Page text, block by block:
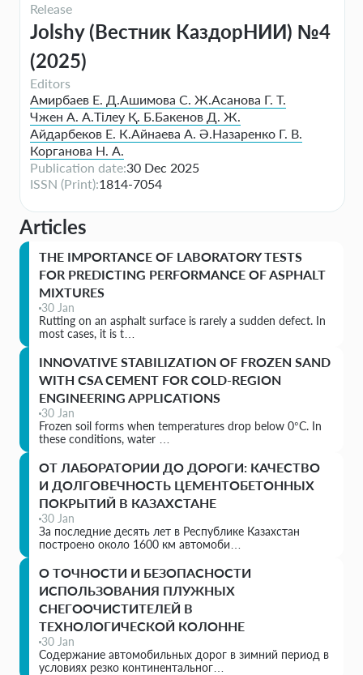
Release
Jolshy (Вестник КаздорНИИ) №4
(2025)
Editors
Амирбаев Е. Д.Ашимова С. Ж.Асанова Г. Т.
Чжен А. А.Тілеу Қ. Б.Бакенов Д. Ж.
Айдарбеков Е. К.Айнаева А. Ә.Назаренко Г. В.
Корганова Н. А.
Publication date:30 Dec 2025
ISSN (Print):1814-7054
Articles
THE IMPORTANCE OF LABORATORY TESTS
FOR PREDICTING PERFORMANCE OF ASPHALT
MIXTURES
30 Jan
Rutting on an asphalt surface is rarely a sudden defect. In
most cases, it is t…
INNOVATIVE STABILIZATION OF FROZEN SAND
WITH CSA CEMENT FOR COLD-REGION
ENGINEERING APPLICATIONS
30 Jan
Frozen soil forms when temperatures drop below 0°C. In
these conditions, water …
ОТ ЛАБОРАТОРИИ ДО ДОРОГИ: КАЧЕСТВО
И ДОЛГОВЕЧНОСТЬ ЦЕМЕНТОБЕТОННЫХ
ПОКРЫТИЙ В КАЗАХСТАНЕ
30 Jan
За последние десять лет в Республике Казахстан
построено около 1600 км автомоби…
О ТОЧНОСТИ И БЕЗОПАСНОСТИ
ИСПОЛЬЗОВАНИЯ ПЛУЖНЫХ
СНЕГООЧИСТИТЕЛЕЙ В
ТЕХНОЛОГИЧЕСКОЙ КОЛОННЕ
30 Jan
Содержание автомобильных дорог в зимний период в
условиях резко континентальног…